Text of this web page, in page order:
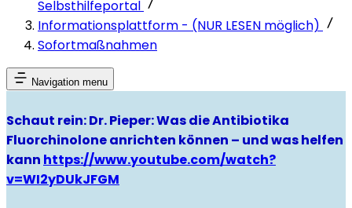
Selbsthilfeportal
Informationsplattform - (NUR LESEN möglich)
Sofortmaßnahmen
Navigation menu
Schaut rein: Dr. Pieper: Was die Antibiotika
Fluorchinolone anrichten können – und was helfen
kann https://www.youtube.com/watch?
v=WI2yDUkJFGM